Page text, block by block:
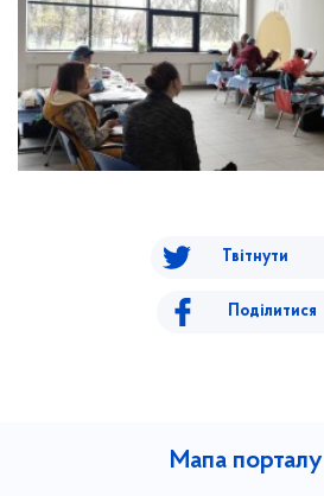
Твітнути
Поділитися
Мапа порталу